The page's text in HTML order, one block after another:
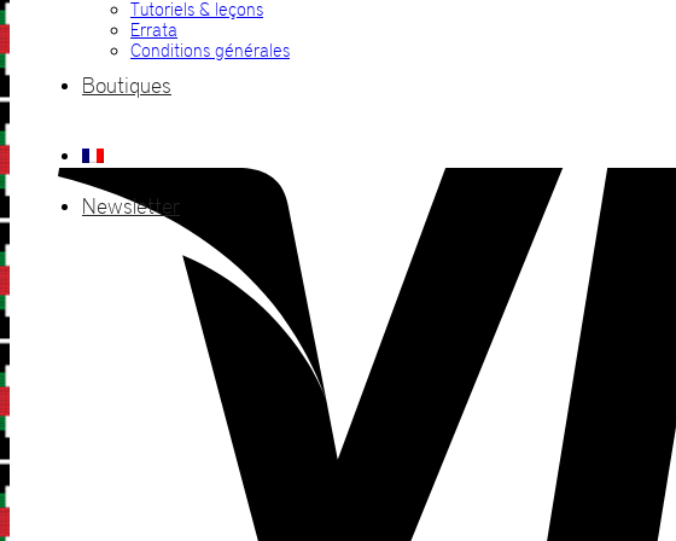
Tutoriels & leçons
Errata
Conditions générales
Boutiques
Newsletter